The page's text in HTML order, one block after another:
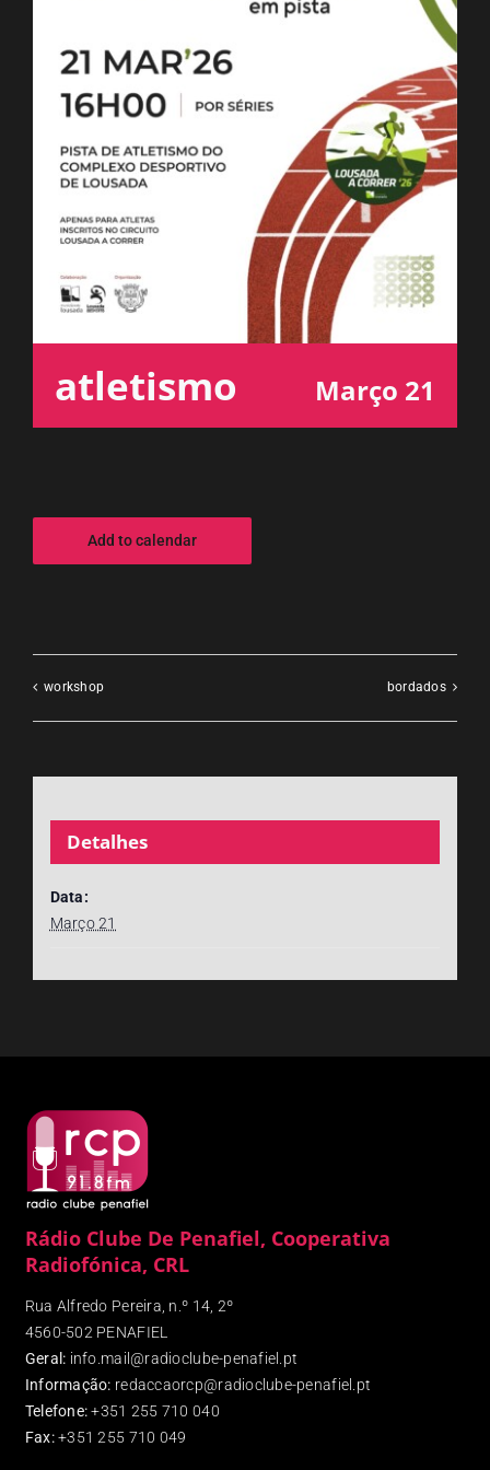
ESPAÇO OUVINTE
A RCP
CONTACTOS
atletismo Março 21
Add to calendar
workshop bordados
Detalhes
Data:
Março 21
Rádio Clube De Penafiel, Cooperativa
Radiofónica, CRL
Rua Alfredo Pereira, n.º 14, 2º
4560-502 PENAFIEL
Geral: info.mail@radioclube-penafiel.pt
Informação: redaccaorcp@radioclube-penafiel.pt
Telefone: +351 255 710 040
Fax:+351 255 710 049